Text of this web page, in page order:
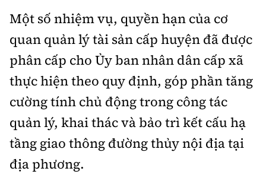
Một số nhiệm vụ, quyền hạn của cơ
quan quản lý tài sản cấp huyện đã được
phân cấp cho Ủy ban nhân dân cấp xã
thực hiện theo quy định, góp phần tăng
cường tính chủ động trong công tác
quản lý, khai thác và bảo trì kết cấu hạ
tầng giao thông đường thủy nội địa tại
địa phương.